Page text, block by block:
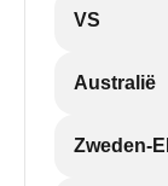
VS
Australië
Zweden-